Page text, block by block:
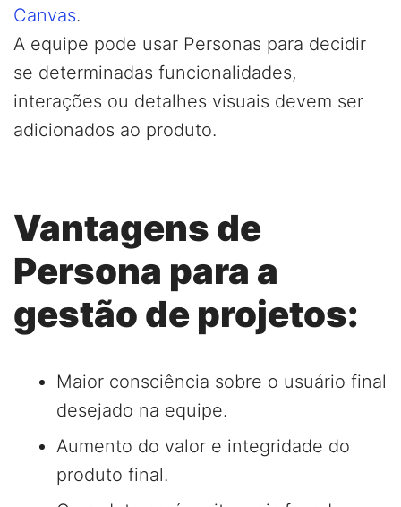
Canvas.
A equipe pode usar Personas para decidir
se determinadas funcionalidades,
interações ou detalhes visuais devem ser
adicionados ao produto.
Vantagens de
Persona para a
gestão de projetos:
Maior consciência sobre o usuário final
desejado na equipe.
Aumento do valor e integridade do
produto final.